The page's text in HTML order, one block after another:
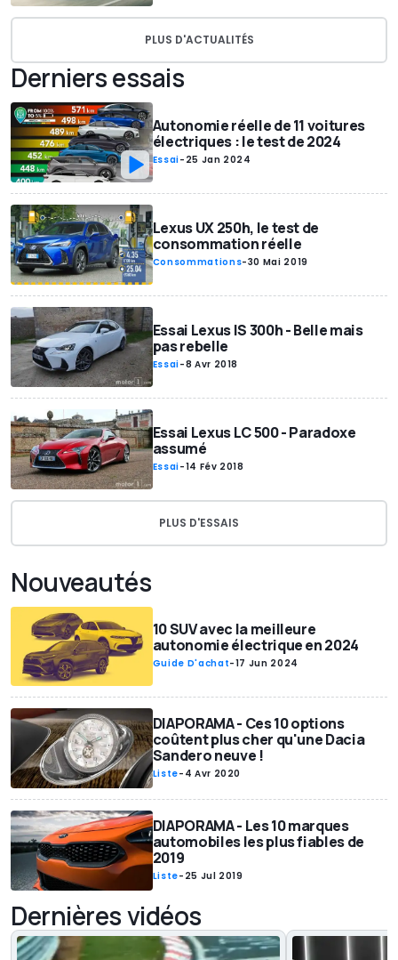
PLUS D'ACTUALITÉS
Derniers essais
Autonomie réelle de 11 voitures
électriques : le test de 2024
Essai- 25 Jan 2024
Lexus UX 250h, le test de
consommation réelle
Consommations-30 Mai 2019
Essai Lexus IS 300h - Belle mais
pas rebelle
Essai-8 Avr 2018
Essai Lexus LC 500 - Paradoxe
assumé
Essai-14 Fév 2018
PLUS D'ESSAIS
Nouveautés
10 SUV avec la meilleure
autonomie électrique en 2024
Guide D'achat-17 Jun 2024
DIAPORAMA - Ces 10 options
coûtent plus cher qu'une Dacia
Sandero neuve !
Liste- 4 Avr 2020
DIAPORAMA - Les 10 marques
automobiles les plus fiables de
2019
Liste- 25 Jul 2019
Dernières vidéos